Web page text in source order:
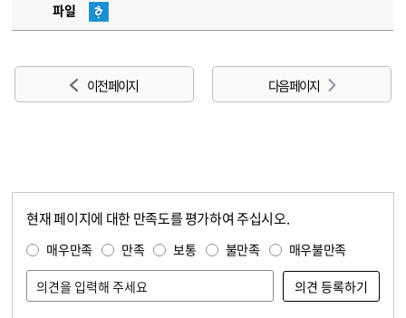
파일
이전 페이지 다음 페이지
현재 페이지에 대한 만족도를 평가하여 주십시오.
매우만족 만족 보통 불만족 매우불만족